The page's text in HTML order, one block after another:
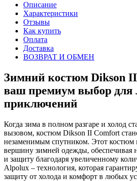
Описание
Характеристики
Отзывы
Как купить
Оплата
Доставка
ВОЗВРАТ И ОБМЕН
Зимний костюм Dikson
ваш премиум выбор для
приключений
Когда зима в полном разгаре и холод
вызовом, костюм Dikson II Comfort
незаменимым спутником. Этот костюм
вершину зимней одежды, обеспечивая
и защиту благодаря увеличенному
Alpolux – технология, которая
защиту от холода и комфорт в любых